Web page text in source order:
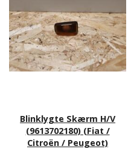
Blinklygte Skærm H/V
(9613702180) (Fiat /
Citroën / Peugeot)